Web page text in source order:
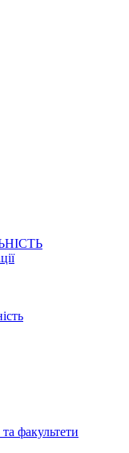
факультети